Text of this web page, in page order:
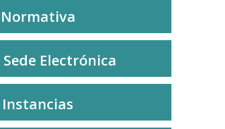
Normativa
Sede Electrónica
Instancias